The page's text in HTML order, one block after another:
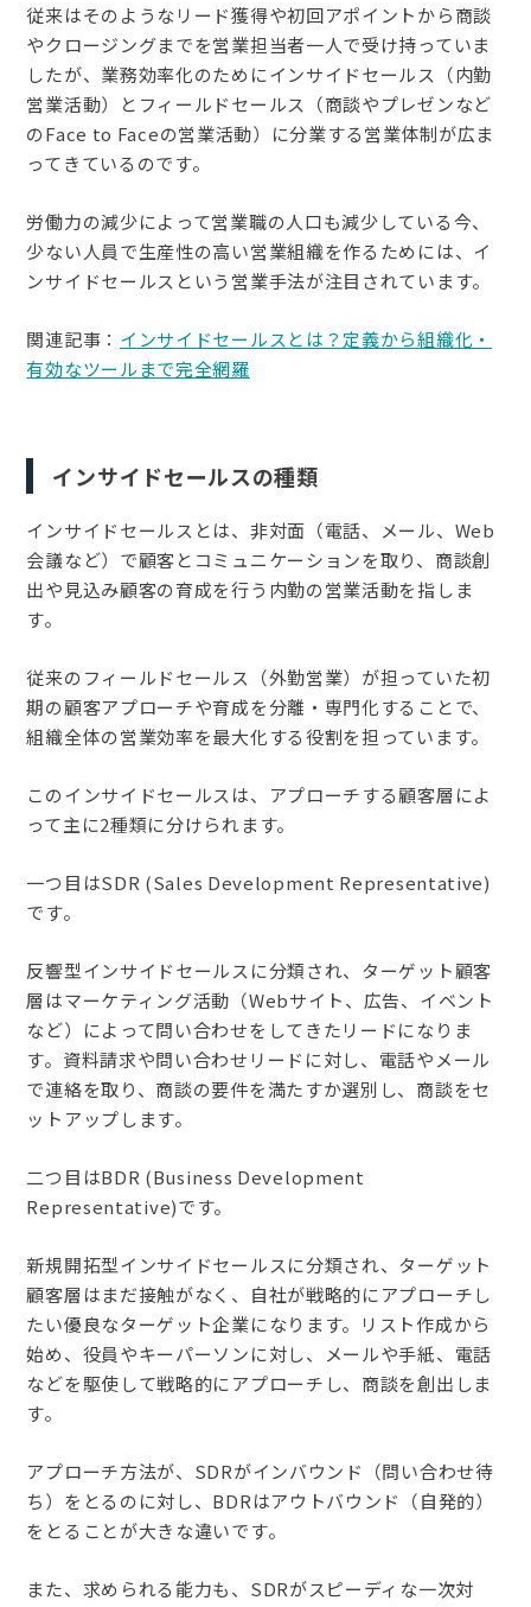
従来はそのようなリード獲得や初回アポイントから商談
やクロージングまでを営業担当者一人で受け持っていま
したが、業務効率化のためにインサイドセールス（内勤
営業活動）とフィールドセールス（商談やプレゼンなど
のFace to Faceの営業活動）に分業する営業体制が広ま
ってきているのです。
労働力の減少によって営業職の人口も減少している今、
少ない人員で生産性の高い営業組織を作るためには、イ
ンサイドセールスという営業手法が注目されています。
関連記事： インサイドセールスとは？定義から組織化・
有効なツールまで完全網羅
インサイドセールスの種類
インサイドセールスとは、非対面（電話、メール、Web
会議など）で顧客とコミュニケーションを取り、商談創
出や見込み顧客の育成を行う内勤の営業活動を指しま
す。
従来のフィールドセールス（外勤営業）が担っていた初
期の顧客アプローチや育成を分離・専門化することで、
組織全体の営業効率を最大化する役割を担っています。
このインサイドセールスは、アプローチする顧客層によ
って主に2種類に分けられます。
一つ目はSDR (Sales Development Representative)
です。
反響型インサイドセールスに分類され、ターゲット顧客
層はマーケティング活動（Webサイト、広告、イベント
など）によって問い合わせをしてきたリードになりま
す。資料請求や問い合わせリードに対し、電話やメール
で連絡を取り、商談の要件を満たすか選別し、商談をセ
ットアップします。
二つ目はBDR (Business Development
Representative)です。
新規開拓型インサイドセールスに分類され、ターゲット
顧客層はまだ接触がなく、自社が戦略的にアプローチし
たい優良なターゲット企業になります。リスト作成から
始め、役員やキーパーソンに対し、メールや手紙、電話
などを駆使して戦略的にアプローチし、商談を創出しま
す。
アプローチ方法が、SDRがインバウンド（問い合わせ待
ち）をとるのに対し、BDRはアウトバウンド（自発的）
をとることが大きな違いです。
また、求められる能力も、SDRがスピーディな一次対